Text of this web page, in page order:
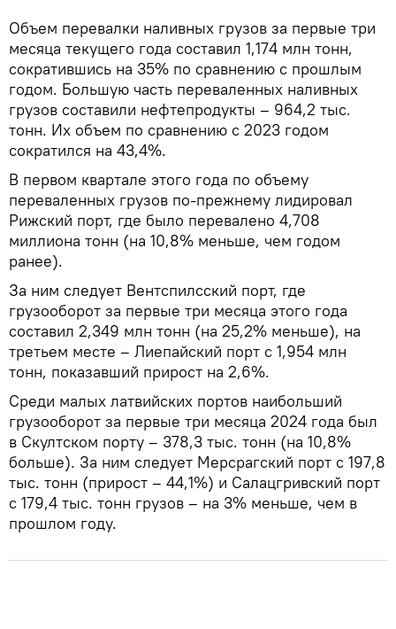
Объем перевалки наливных грузов за первые три
месяца текущего года составил 1,174 млн тонн,
сократившись на 35% по сравнению с прошлым
годом. Большую часть переваленных наливных
грузов составили нефтепродукты – 964,2 тыс.
тонн. Их объем по сравнению с 2023 годом
сократился на 43,4%.
В первом квартале этого года по объему
переваленных грузов по-прежнему лидировал
Рижский порт, где было перевалено 4,708
миллиона тонн (на 10,8% меньше, чем годом
ранее).
За ним следует Вентспилсский порт, где
грузооборот за первые три месяца этого года
составил 2,349 млн тонн (на 25,2% меньше), на
третьем месте – Лиепайский порт с 1,954 млн
тонн, показавший прирост на 2,6%.
Среди малых латвийских портов наибольший
грузооборот за первые три месяца 2024 года был
в Скултском порту – 378,3 тыс. тонн (на 10,8%
больше). За ним следует Мерсрагский порт с 197,8
тыс. тонн (прирост – 44,1%) и Салацгривский порт
с 179,4 тыс. тонн грузов – на 3% меньше, чем в
прошлом году.